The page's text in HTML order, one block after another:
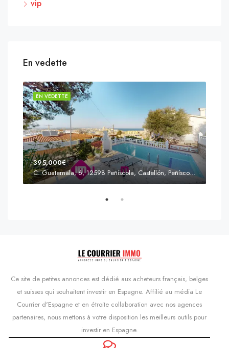
vip
En vedette
EN VEDETTE
395,000€
C. Guatemala, 6, 12598 Peñíscola, Castellón, Peñíscola, Communauté valencienne
Ce site de petites annonces est dédié aux acheteurs français, belges
et suisses qui souhaitent investir en Espagne. Affilié au média Le
Courrier d'Espagne et en étroite collaboration avec nos agences
partenaires, nous mettons à votre disposition les meilleurs outils pour
investir en Espagne.